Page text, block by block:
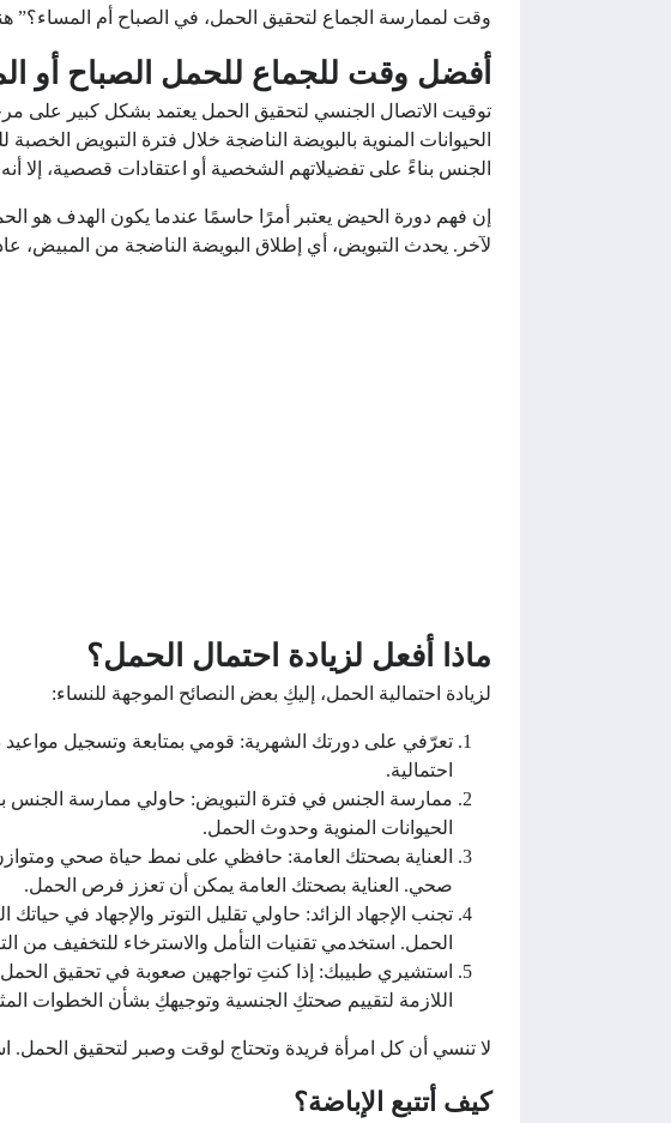
وقت لممارسة الجماع لتحقيق الحمل، في الصباح أم المساء؟”
أفضل وقت للجماع للحمل الصباح أو
توقيت الاتصال الجنسي لتحقيق الحمل يعتمد بشكل كبير على
الحيوانات المنوية بالبويضة الناضجة خلال فترة التبويض
الجنس بناءً على تفضيلاتهم الشخصية أو اعتقادات قصصية، إلا
لآخر. يحدث التبويض، أي إطلاق البويضة الناضجة من
ماذا أفعل لزيادة احتمال الحمل؟
لزيادة احتمالية الحمل، إليكِ بعض النصائح الموجهة للنساء:
تعرّفي على دورتك الشهرية: قومي بمتابعة وتسجيل مواعيد
احتمالية.
ممارسة الجنس في فترة التبويض: حاولي ممارسة الجنس
الحيوانات المنوية وحدوث الحمل.
العناية بصحتك العامة: حافظي على نمط حياة صحي
صحي. العناية بصحتك العامة يمكن أن تعزز فرص الحمل.
تجنب الإجهاد الزائد: حاولي تقليل التوتر والإجهاد في
الحمل. استخدمي تقنيات التأمل والاسترخاء للتخفيف من
استشيري طبيبك: إذا كنتِ تواجهين صعوبة في تحقيق
اللازمة لتقييم صحتكِ الجنسية وتوجيهكِ بشأن الخطوات
لا تنسي أن كل امرأة فريدة وتحتاج لوقت وصبر لتحقيق الحمل.
كيف أتتبع الإباضة؟